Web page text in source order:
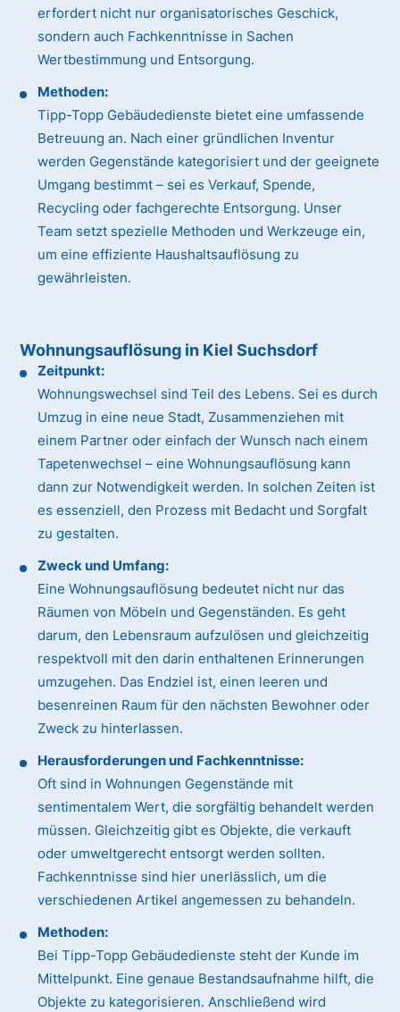
erfordert nicht nur organisatorisches Geschick,
sondern auch Fachkenntnisse in Sachen
Wertbestimmung und Entsorgung.
Methoden:
Tipp-Topp Gebäudedienste bietet eine umfassende
Betreuung an. Nach einer gründlichen Inventur
werden Gegenstände kategorisiert und der geeignete
Umgang bestimmt – sei es Verkauf, Spende,
Recycling oder fachgerechte Entsorgung. Unser
Team setzt spezielle Methoden und Werkzeuge ein,
um eine effiziente Haushaltsauflösung zu
gewährleisten.
Wohnungsauflösung in Kiel Suchsdorf
Zeitpunkt:
Wohnungswechsel sind Teil des Lebens. Sei es durch
Umzug in eine neue Stadt, Zusammenziehen mit
einem Partner oder einfach der Wunsch nach einem
Tapetenwechsel – eine Wohnungsauflösung kann
dann zur Notwendigkeit werden. In solchen Zeiten ist
es essenziell, den Prozess mit Bedacht und Sorgfalt
zu gestalten.
Zweck und Umfang:
Eine Wohnungsauflösung bedeutet nicht nur das
Räumen von Möbeln und Gegenständen. Es geht
darum, den Lebensraum aufzulösen und gleichzeitig
respektvoll mit den darin enthaltenen Erinnerungen
umzugehen. Das Endziel ist, einen leeren und
besenreinen Raum für den nächsten Bewohner oder
Zweck zu hinterlassen.
Herausforderungen und Fachkenntnisse:
Oft sind in Wohnungen Gegenstände mit
sentimentalem Wert, die sorgfältig behandelt werden
müssen. Gleichzeitig gibt es Objekte, die verkauft
oder umweltgerecht entsorgt werden sollten.
Fachkenntnisse sind hier unerlässlich, um die
verschiedenen Artikel angemessen zu behandeln.
Methoden:
Bei Tipp-Topp Gebäudedienste steht der Kunde im
Mittelpunkt. Eine genaue Bestandsaufnahme hilft, die
Objekte zu kategorisieren. Anschließend wird